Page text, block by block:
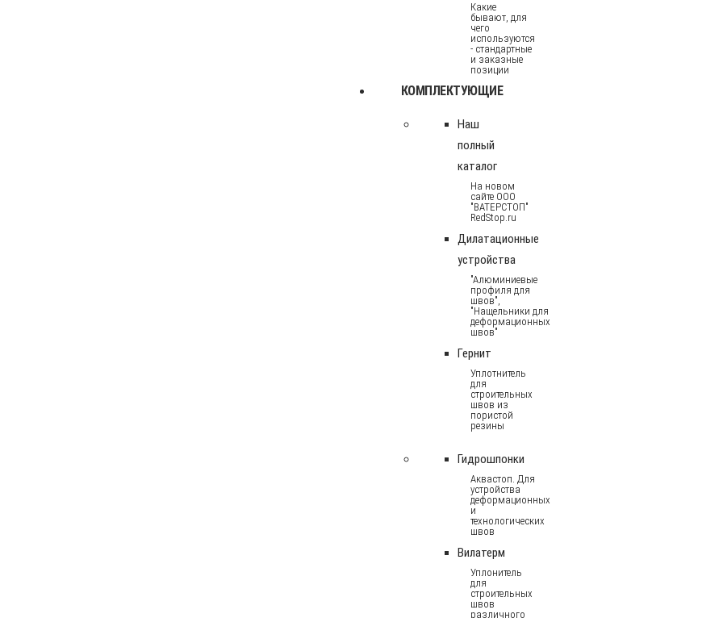
Какие
бывают, для
чего
используются
- стандартные
и заказные
позиции
КОМПЛЕКТУЮЩИЕ
Наш
полный
каталог
На новом
сайте ООО
"ВАТЕРСТОП"
RedStop.ru
Дилатационные
устройства
"Алюминиевые
профиля для
швов",
"Нащельники для
деформационных
швов"
Гернит
Уплотнитель
для
строительных
швов из
пористой
резины
Гидрошпонки
Аквастоп. Для
устройства
деформационных
и
технологических
швов
Вилатерм
Уплонитель
для
строительных
швов
различного